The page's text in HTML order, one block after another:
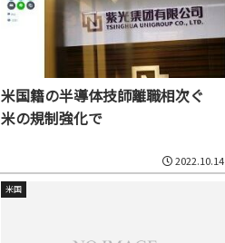
米国籍の半導体技師離職相次ぐ
米の規制強化で
2022.10.14
米国